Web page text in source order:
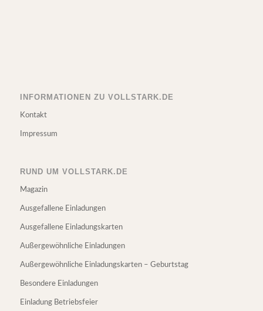
INFORMATIONEN ZU VOLLSTARK.DE
Kontakt
Impressum
RUND UM VOLLSTARK.DE
Magazin
Ausgefallene Einladungen
Ausgefallene Einladungskarten
Außergewöhnliche Einladungen
Außergewöhnliche Einladungskarten – Geburtstag
Besondere Einladungen
Einladung Betriebsfeier